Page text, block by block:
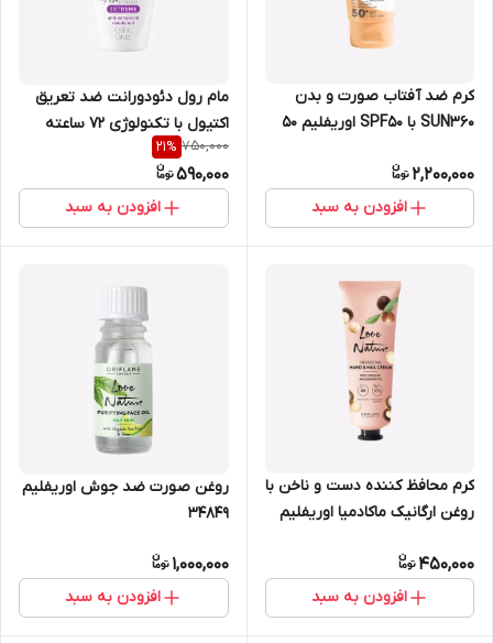
کرم ضد آفتاب صورت و بدن
SUN360 با SPF50 اوریفلیم 50
2,200,000
افزودن به سبد
مام رول دئودورانت ضد تعریق
اکتیول با تکنولوژی 72 ساعته
33142
750,000
21%
590,000
افزودن به سبد
کرم محافظ کننده دست و ناخن با
روغن ارگانیک ماکادمیا اوریفلیم
450,000
افزودن به سبد
روغن صورت ضد جوش اوریفلیم
34849
1,000,000
افزودن به سبد